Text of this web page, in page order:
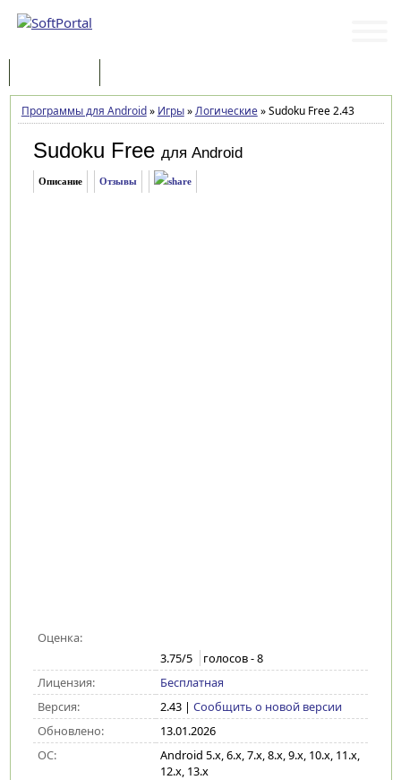
Программы для Android» Игры»Логические»Sudoku Free 2.43
Sudoku Free для Android
Описание Отзывы
Оценка:
3.75/5 голосов -8
Лицензия:
Бесплатная
Версия:
2.43| Сообщить о новой версии
Обновлено:
13.01.2026
ОС:
Android 5.x, 6.x, 7.x, 8.x, 9.x, 10.x, 11.x,
12.x, 13.x